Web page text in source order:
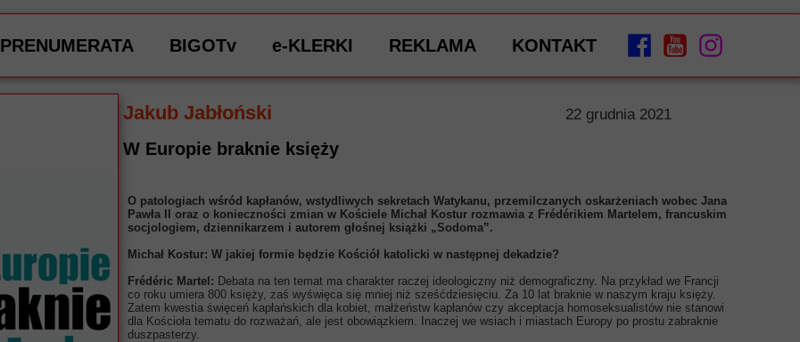
Jakub Jabłoński 22 grudnia 2021
W Europie braknie księży
O patologiach wśród kapłanów, wstydliwych sekretach Watykanu, przemilczanych oskarżeniach wobec Jana
Pawła II oraz o konieczności zmian w Kościele Michał Kostur rozmawia z Frédérikiem Martelem, francuskim
socjologiem, dziennikarzem i autorem głośnej książki „Sodoma”.
Michał Kostur: W jakiej formie będzie Kościół katolicki w następnej dekadzie?
Frédéric Martel: Debata na ten temat ma charakter raczej ideologiczny niż demograficzny. Na przykład we Francji
co roku umiera 800 księży, zaś wyświęca się mniej niż sześćdziesięciu. Za 10 lat braknie w naszym kraju księży.
Zatem kwestia święceń kapłańskich dla kobiet, małżeństw kapłanów czy akceptacja homoseksualistów nie stanowi
dla Kościoła tematu do rozważań, ale jest obowiązkiem. Inaczej we wsiach i miastach Europy po prostu zabraknie
duszpasterzy.
PRENUMERATA BIGOTv e-KLERKI REKLAMA KONTAKT